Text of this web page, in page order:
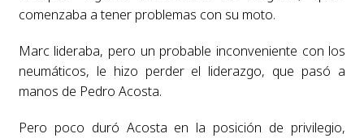
comenzaba a tener problemas con su moto.
Marc lideraba, pero un probable inconveniente con los
neumáticos, le hizo perder el liderazgo, que pasó a
manos de Pedro Acosta.
Pero poco duró Acosta en la posición de privilegio,